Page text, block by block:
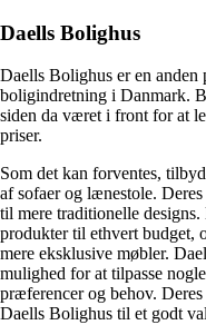
Daells Bolighus
Daells Bolighus er en
boligindretning i Danmark.
siden da været i front for at
priser.
Som det kan forventes,
af sofaer og lænestole.
til mere traditionelle
produkter til ethvert budget,
mere eksklusive møbler.
mulighed for at tilpasse
præferencer og behov.
Daells Bolighus til et godt